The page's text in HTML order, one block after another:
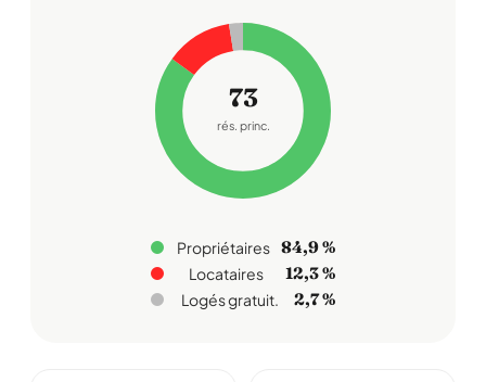
73
rés. princ.
Propriétaires 84,9 %
Locataires 12,3 %
Logés gratuit. 2,7 %